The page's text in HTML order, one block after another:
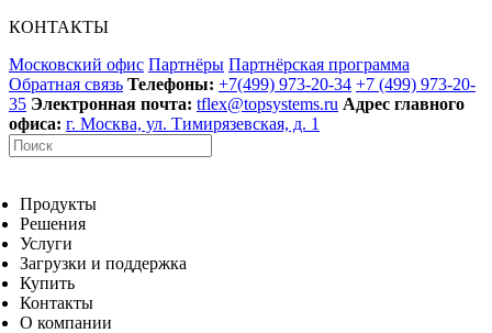
КОНТАКТЫ
Московский офис Партнёры Партнёрская программа
Обратная связь Телефоны: +7(499) 973-20-34 +7 (499) 973-20-
35 Электронная почта: tflex@topsystems.ru Адрес главного
офиса: г. Москва, ул. Тимирязевская, д. 1
Продукты
Решения
Услуги
Загрузки и поддержка
Купить
Контакты
О компании